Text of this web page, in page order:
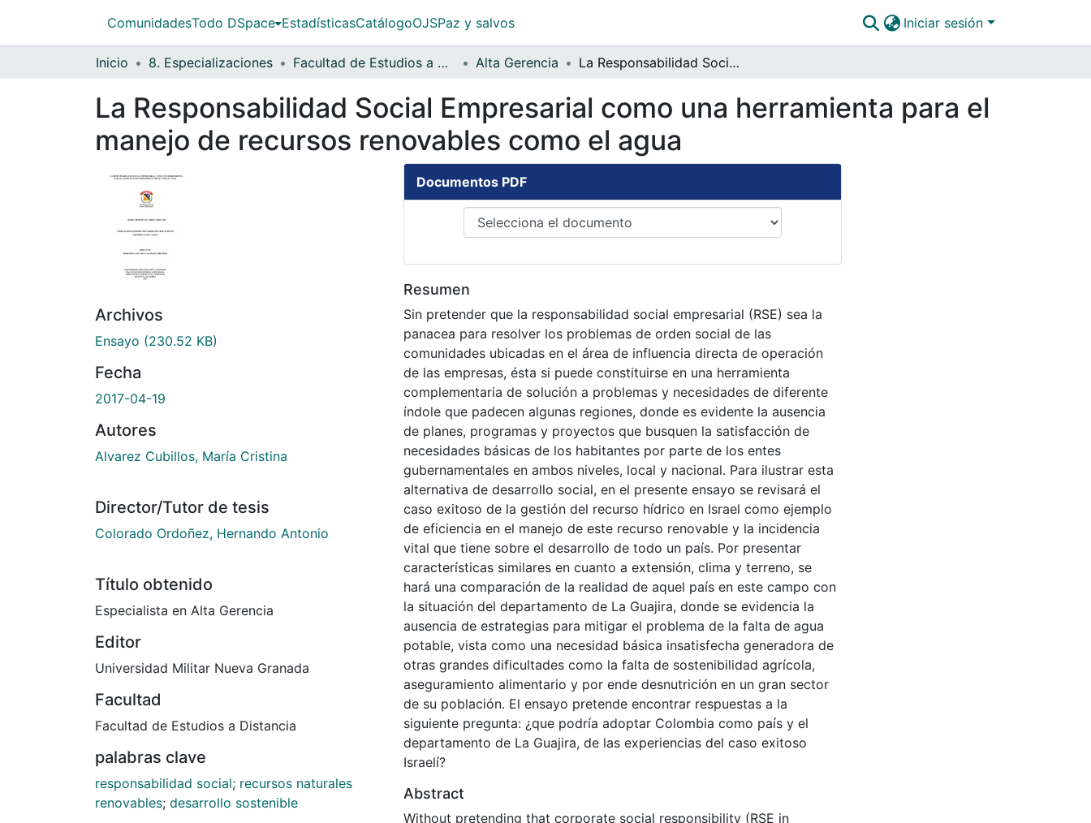
ComunidadesTodo DSpace EstadísticasCatálogoOJSPaz y salvos Iniciar sesión
Inicio 8. Especializaciones Facultad de Estudios a Distancia Alta Gerencia La Responsabilidad Social Empresarial como una herramienta para el manejo de recursos renovables como el agua
La Responsabilidad Social Empresarial como una herramienta para el
manejo de recursos renovables como el agua
Archivos
Ensayo (230.52 KB)
Fecha
2017-04-19
Autores
Alvarez Cubillos, María Cristina
Director/Tutor de tesis
Colorado Ordoñez, Hernando Antonio
Título obtenido
Especialista en Alta Gerencia
Editor
Universidad Militar Nueva Granada
Facultad
Facultad de Estudios a Distancia
palabras clave
responsabilidad social; recursos naturales
renovables; desarrollo sostenible
Documentos PDF
Resumen
Sin pretender que la responsabilidad social empresarial (RSE) sea la
panacea para resolver los problemas de orden social de las
comunidades ubicadas en el área de influencia directa de operación
de las empresas, ésta si puede constituirse en una herramienta
complementaria de solución a problemas y necesidades de diferente
índole que padecen algunas regiones, donde es evidente la ausencia
de planes, programas y proyectos que busquen la satisfacción de
necesidades básicas de los habitantes por parte de los entes
gubernamentales en ambos niveles, local y nacional. Para ilustrar esta
alternativa de desarrollo social, en el presente ensayo se revisará el
caso exitoso de la gestión del recurso hídrico en Israel como ejemplo
de eficiencia en el manejo de este recurso renovable y la incidencia
vital que tiene sobre el desarrollo de todo un país. Por presentar
características similares en cuanto a extensión, clima y terreno, se
hará una comparación de la realidad de aquel país en este campo con
la situación del departamento de La Guajira, donde se evidencia la
ausencia de estrategias para mitigar el problema de la falta de agua
potable, vista como una necesidad básica insatisfecha generadora de
otras grandes dificultades como la falta de sostenibilidad agrícola,
aseguramiento alimentario y por ende desnutrición en un gran sector
de su población. El ensayo pretende encontrar respuestas a la
siguiente pregunta: ¿que podría adoptar Colombia como país y el
departamento de La Guajira, de las experiencias del caso exitoso
Israelí?
Abstract
Without pretending that corporate social responsibility (RSE in